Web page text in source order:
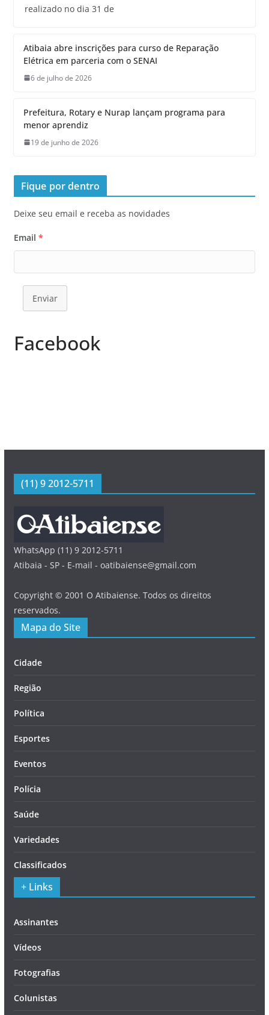
realizado no dia 31 de
Atibaia abre inscrições para curso de Reparação
Elétrica em parceria com o SENAI
6 de julho de 2026
Prefeitura, Rotary e Nurap lançam programa para
menor aprendiz
19 de junho de 2026
Fique por dentro
Deixe seu email e receba as novidades
Email *
Enviar
Facebook
(11) 9 2012-5711
WhatsApp (11) 9 2012-5711
Atibaia - SP - E-mail - oatibaiense@gmail.com
Copyright © 2001 O Atibaiense. Todos os direitos
reservados.
Mapa do Site
Cidade
Região
Política
Esportes
Eventos
Polícia
Saúde
Variedades
Classificados
+ Links
Assinantes
Vídeos
Fotografias
Colunistas